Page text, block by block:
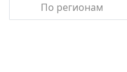
По регионам